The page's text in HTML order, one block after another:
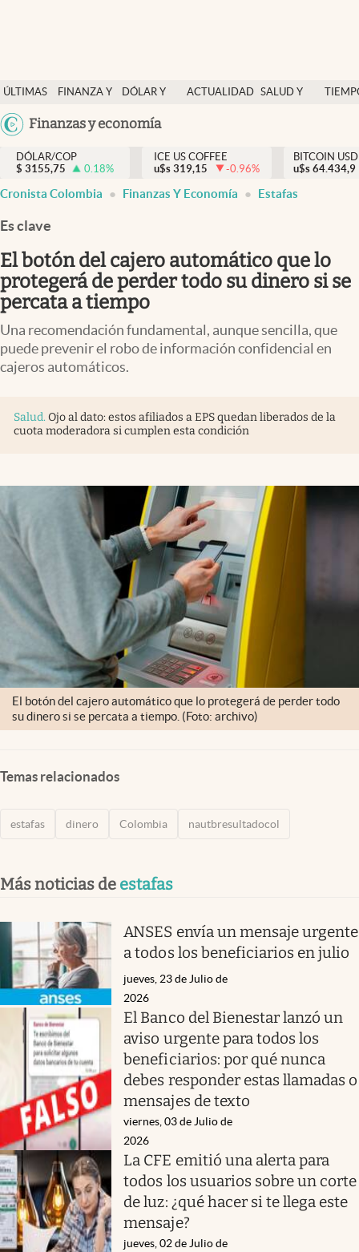
ÚLTIMAS
NOTICIAS
FINANZA Y
DÓLAR Y
ACTUALIDAD SALUD Y
México
Finanzas y economía
Salud y nutrición
Vida espiritual
Actualidad
Colombia
DÓLAR/COP
$ 3155,75 0.18%
ICE US COFFEE
u$s 319,15 -0.96%
BITCOIN USD
u$s 64.434,9
Cronista Colombia Finanzas Y Economía Estafas
Es clave
El botón del cajero automático que lo
protegerá de perder todo su dinero si se
percata a tiempo
Una recomendación fundamental, aunque sencilla, que
puede prevenir el robo de información confidencial en
cajeros automáticos.
Salud. Ojo al dato: estos afiliados a EPS quedan liberados de la
cuota moderadora si cumplen esta condición
El botón del cajero automático que lo protegerá de perder todo
su dinero si se percata a tiempo. (Foto: archivo)
Temas relacionados
estafas dinero Colombia nautbresultadocol
Más noticias de estafas
ANSES envía un mensaje urgente
a todos los beneficiarios en julio
jueves, 23 de Julio de
2026
El Banco del Bienestar lanzó un
aviso urgente para todos los
beneficiarios: por qué nunca
debes responder estas llamadas o
mensajes de texto
viernes, 03 de Julio de
2026
La CFE emitió una alerta para
todos los usuarios sobre un corte
de luz: ¿qué hacer si te llega este
mensaje?
jueves, 02 de Julio de